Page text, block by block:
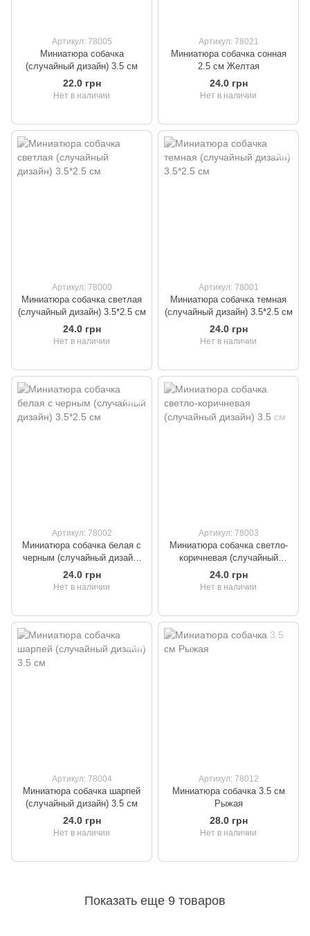
Артикул: 78005
Миниатюра собачка
(случайный дизайн) 3.5 см
22.0 грн
Нет в наличии
Артикул: 78021
Миниатюра собачка сонная
2.5 см Желтая
24.0 грн
Нет в наличии
Артикул: 78000
Миниатюра собачка светлая
(случайный дизайн) 3.5*2.5 см
24.0 грн
Нет в наличии
Артикул: 78001
Миниатюра собачка темная
(случайный дизайн) 3.5*2.5 см
24.0 грн
Нет в наличии
Артикул: 78002
Миниатюра собачка белая с
черным (случайный дизайн)
3.5*2.5 см
24.0 грн
Нет в наличии
Артикул: 78003
Миниатюра собачка светло-
коричневая (случайный
дизайн) 3.5 см
24.0 грн
Нет в наличии
Артикул: 78004
Миниатюра собачка шарпей
(случайный дизайн) 3.5 см
24.0 грн
Нет в наличии
Артикул: 78012
Миниатюра собачка 3.5 см
Рыжая
28.0 грн
Нет в наличии
Показать еще 9 товаров